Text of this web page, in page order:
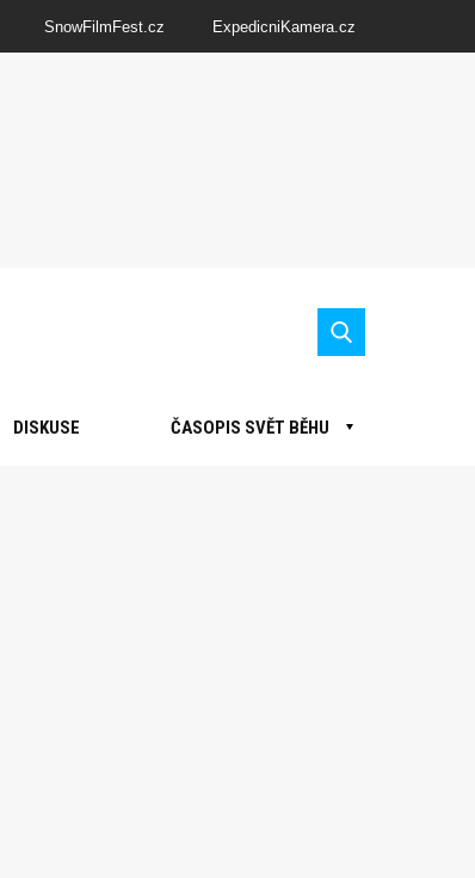
SnowFilmFest.cz ExpedicniKamera.cz
DISKUSE ČASOPIS SVĚT BĚHU